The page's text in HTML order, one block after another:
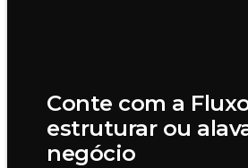
Conte com a
estruturar ou
negócio